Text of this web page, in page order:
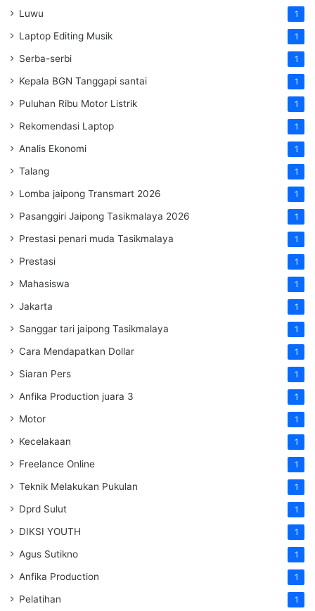
Luwu 1
Laptop Editing Musik 1
Serba-serbi 1
Kepala BGN Tanggapi santai 1
Puluhan Ribu Motor Listrik 1
Rekomendasi Laptop 1
Analis Ekonomi 1
Talang 1
Lomba jaipong Transmart 2026 1
Pasanggiri Jaipong Tasikmalaya 2026 1
Prestasi penari muda Tasikmalaya 1
Prestasi 1
Mahasiswa 1
Jakarta 1
Sanggar tari jaipong Tasikmalaya 1
Cara Mendapatkan Dollar 1
Siaran Pers 1
Anfika Production juara 3 1
Motor 1
Kecelakaan 1
Freelance Online 1
Teknik Melakukan Pukulan 1
Dprd Sulut 1
DIKSI YOUTH 1
Agus Sutikno 1
Anfika Production 1
Pelatihan 1